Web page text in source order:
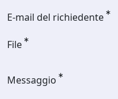
E-mail del richiedente
File
Messaggio